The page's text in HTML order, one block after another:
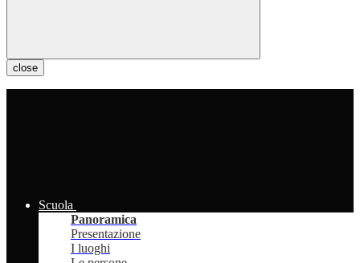
close
Scuola
Panoramica
Presentazione
I luoghi